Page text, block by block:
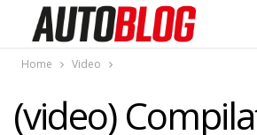
Home Video
(video)